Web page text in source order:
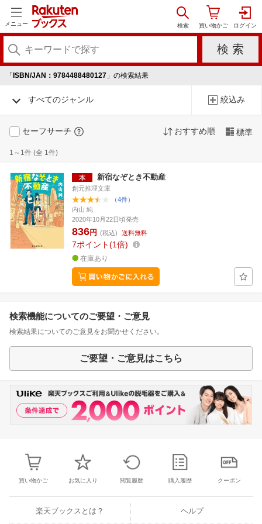
メニュー
「 ISBN/JAN：9784488480127 」の検索結果
すべてのジャンル 絞込み
セーフサーチ おすすめ順 標準
1～1件 (全 1件)
新宿なぞとき不動産
創元推理文庫
（4件）
内山 純
2020年10月22日頃発売
836円 (税込) 送料無料
7ポイント 1倍
在庫あり
検索機能についてのご要望・ご意見
検索結果についてのご意見をお聞かせください。
ご要望・ご意見はこちら
買い物かご お気に入り 閲覧履歴 購入履歴 クーポン
楽天ブックスとは？ ヘルプ